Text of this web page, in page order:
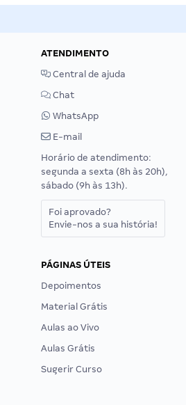
ATENDIMENTO
Central de ajuda
Chat
WhatsApp
E-mail
Horário de atendimento:
segunda a sexta (8h às 20h),
sábado (9h às 13h).
Foi aprovado?
Envie-nos a sua história!
PÁGINAS ÚTEIS
Depoimentos
Material Grátis
Aulas ao Vivo
Aulas Grátis
Sugerir Curso